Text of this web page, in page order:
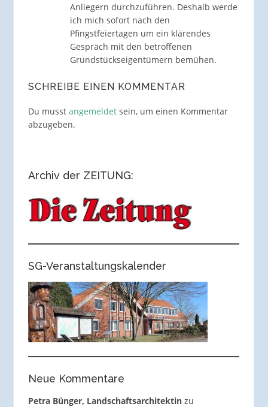
Anliegern durchzuführen. Deshalb werde
ich mich sofort nach den
Pfingstfeiertagen um ein klärendes
Gespräch mit den betroffenen
Grundstückseigentümern bemühen.
SCHREIBE EINEN KOMMENTAR
Du musst angemeldetsein, um einen Kommentar
abzugeben.
Archiv der ZEITUNG:
SG-Veranstaltungskalender
Neue Kommentare
Petra Bünger, Landschaftsarchitektinzu